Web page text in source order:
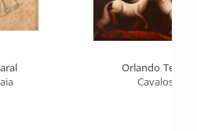
Orlando Teruz
Cavalos